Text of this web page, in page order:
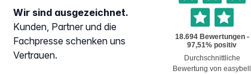
Wir sind ausgezeichnet.
Kunden, Partner und die
Fachpresse schenken uns
Vertrauen.
Durchschnittliche
Bewertung von easybell